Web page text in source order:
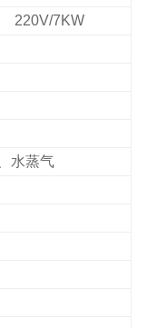
220V/7KW
水蒸气